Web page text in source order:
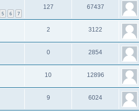
5 6 7
127 67437
2 3122
0 2854
10 12896
9 6024